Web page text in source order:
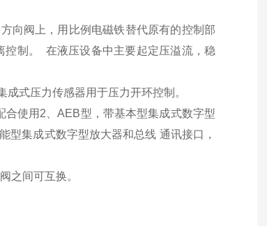
向阀上，用比例电磁铁替代原有的控制部
控制。 在液压设备中主要起定压溢流，稳
式压力传感器用于压力开环控制。
使用2、AEB型，带基本型集成式数字型
型集成式数字型放大器和总线 通讯接口，
之间可互换。